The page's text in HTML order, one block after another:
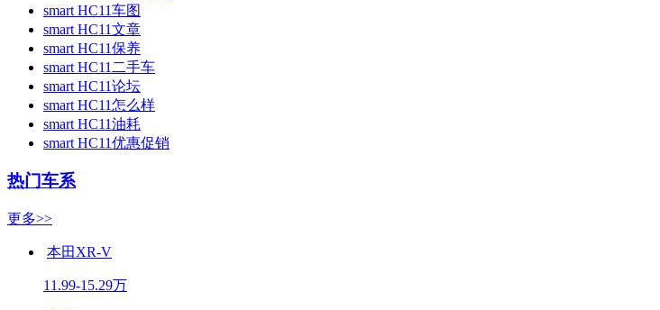
smart HC11车图
smart HC11文章
smart HC11保养
smart HC11二手车
smart HC11论坛
smart HC11怎么样
smart HC11油耗
smart HC11优惠促销
热门车系
更多>>
本田XR-V
11.99-15.29万